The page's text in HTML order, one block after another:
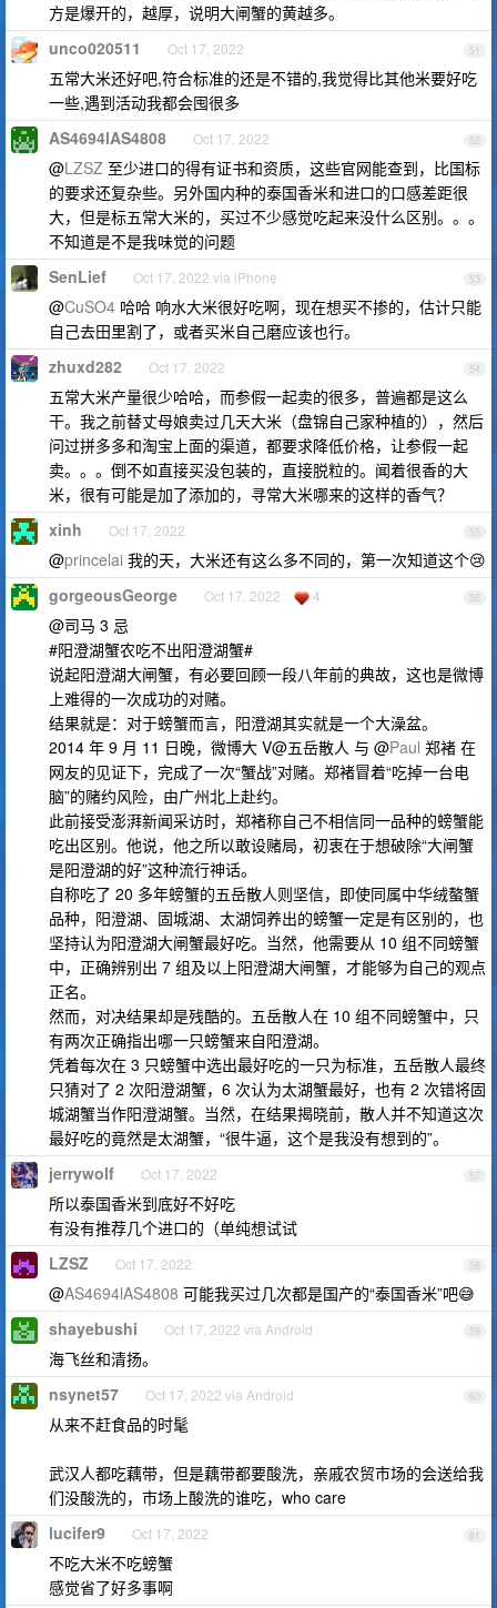
方是爆开的，越厚，说明大闸蟹的黄越多。
51
unco020511 Oct 17, 2022
五常大米还好吧,符合标准的还是不错的,我觉得比其他米要好吃
一些,遇到活动我都会囤很多
52
AS4694lAS4808 Oct 17, 2022
@LZSZ 至少进口的得有证书和资质，这些官网能查到，比国标
的要求还复杂些。另外国内种的泰国香米和进口的口感差距很
大，但是标五常大米的，买过不少感觉吃起来没什么区别。。。
不知道是不是我味觉的问题
53
SenLief Oct 17, 2022 via iPhone
@CuSO4 哈哈 响水大米很好吃啊，现在想买不掺的，估计只能
自己去田里割了，或者买米自己磨应该也行。
54
zhuxd282 Oct 17, 2022
五常大米产量很少哈哈，而参假一起卖的很多，普遍都是这么
干。我之前替丈母娘卖过几天大米（盘锦自己家种植的），然后
问过拼多多和淘宝上面的渠道，都要求降低价格，让参假一起
卖。。。倒不如直接买没包装的，直接脱粒的。闻着很香的大
米，很有可能是加了添加的，寻常大米哪来的这样的香气？
55
xinh Oct 17, 2022
@princelai 我的天，大米还有这么多不同的，第一次知道这个😢
56
gorgeousGeorge Oct 17, 2022 4
@司马 3 忌
#阳澄湖蟹农吃不出阳澄湖蟹#
说起阳澄湖大闸蟹，有必要回顾一段八年前的典故，这也是微博
上难得的一次成功的对赌。
结果就是：对于螃蟹而言，阳澄湖其实就是一个大澡盆。
2014 年 9 月 11 日晚，微博大 V@五岳散人 与 @Paul 郑褚 在
网友的见证下，完成了一次“蟹战”对赌。郑褚冒着“吃掉一台电
脑”的赌约风险，由广州北上赴约。
此前接受澎湃新闻采访时，郑褚称自己不相信同一品种的螃蟹能
吃出区别。他说，他之所以敢设赌局，初衷在于想破除“大闸蟹
是阳澄湖的好”这种流行神话。
自称吃了 20 多年螃蟹的五岳散人则坚信，即使同属中华绒螯蟹
品种，阳澄湖、固城湖、太湖饲养出的螃蟹一定是有区别的，也
坚持认为阳澄湖大闸蟹最好吃。当然，他需要从 10 组不同螃蟹
中，正确辨别出 7 组及以上阳澄湖大闸蟹，才能够为自己的观点
正名。
然而，对决结果却是残酷的。五岳散人在 10 组不同螃蟹中，只
有两次正确指出哪一只螃蟹来自阳澄湖。
凭着每次在 3 只螃蟹中选出最好吃的一只为标准，五岳散人最终
只猜对了 2 次阳澄湖蟹，6 次认为太湖蟹最好，也有 2 次错将固
城湖蟹当作阳澄湖蟹。当然，在结果揭晓前，散人并不知道这次
最好吃的竟然是太湖蟹，“很牛逼，这个是我没有想到的”。
57
jerrywolf Oct 17, 2022
所以泰国香米到底好不好吃
有没有推荐几个进口的（单纯想试试
58
LZSZ Oct 17, 2022
@AS4694lAS4808 可能我买过几次都是国产的“泰国香米”吧😅
59
shayebushi Oct 17, 2022 via Android
海飞丝和清扬。
60
nsynet57 Oct 17, 2022 via Android
从来不赶食品的时髦
武汉人都吃藕带，但是藕带都要酸洗，亲戚农贸市场的会送给我
们没酸洗的，市场上酸洗的谁吃，who care
61
lucifer9 Oct 17, 2022
不吃大米不吃螃蟹
感觉省了好多事啊